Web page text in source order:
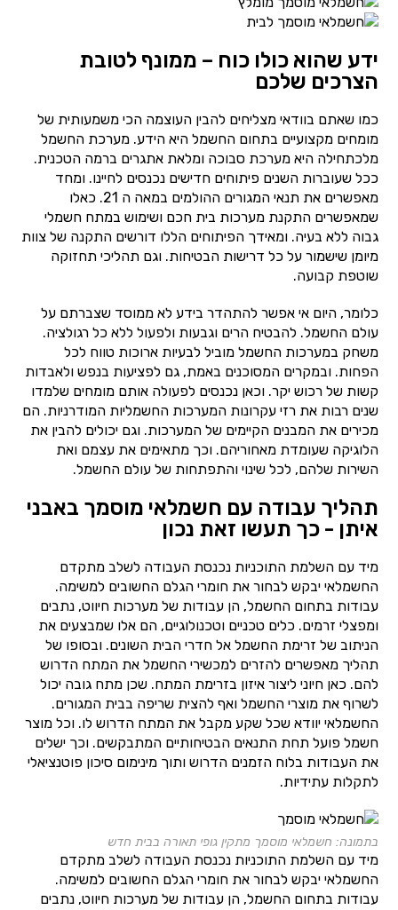
ידע שהוא כולו כוח – ממונף לטובת
הצרכים שלכם
כמו שאתם בוודאי מצליחים להבין העוצמה הכי משמעותית של
מומחים מקצועיים בתחום החשמל היא הידע. מערכת החשמל
מלכתחילה היא מערכת סבוכה ומלאת אתגרים ברמה הטכנית.
ככל שעוברות השנים פיתוחים חדישים נכנסים לחיינו. ומחד
מאפשרים את תנאי המגורים ההולמים במאה ה 21. כאלו
שמאפשרים התקנת מערכות בית חכם ושימוש במתח חשמלי
גבוה ללא בעיה. ומאידך הפיתוחים הללו דורשים התקנה של צוות
מיומן שישמור על כל דרישות הבטיחות. וגם תהליכי תחזוקה
שוטפת קבועה.
כלומר, היום אי אפשר להתהדר בידע לא ממוסד שצברתם על
עולם החשמל. להבטיח הרים וגבעות ולפעול ללא כל רגולציה.
משחק במערכות החשמל מוביל לבעיות ארוכות טווח לכל
הפחות. ובמקרים המסוכנים באמת, גם לפציעות בנפש ולאבדות
קשות של רכוש יקר. וכאן נכנסים לפעולה אותם מומחים שלמדו
שנים רבות את רזי עקרונות המערכות החשמליות המודרניות. הם
מכירים את המבנים הקיימים של המערכות. וגם יכולים להבין את
הלוגיקה שעומדת מאחוריהם. וכך מתאימים את עצמם ואת
השירות שלהם, לכל שינוי והתפתחות של עולם החשמל.
תהליך עבודה עם חשמלאי מוסמך באבני
איתן - כך תעשו זאת נכון
מיד עם השלמת התוכניות נכנסת העבודה לשלב מתקדם
החשמלאי יבקש לבחור את חומרי הגלם החשובים למשימה.
עבודות בתחום החשמל, הן עבודות של מערכות חיווט, נתבים
ומפצלי זרמים. כלים טכניים וטכנולוגיים, הם אלו שמבצעים את
הניתוב של זרימת החשמל אל חדרי הבית השונים. ובסופו של
תהליך מאפשרים להזרים למכשירי החשמל את המתח הדרוש
להם. כאן חיוני ליצור איזון בזרימת המתח. שכן מתח גובה יכול
לשרוף את מוצרי החשמל ואף להצית שריפה בבית המגורים.
החשמלאי יוודא שכל שקע מקבל את המתח הדרוש לו. וכל מוצר
חשמל פועל תחת התנאים הבטיחותיים המתבקשים. וכך ישלים
את העבודות בלוח הזמנים הדרוש ותוך מינימום סיכון פוטנציאלי
לתקלות עתידיות.
בתמונה: חשמלאי מוסמך מתקין גופי תאורה בבית חדש
מיד עם השלמת התוכניות נכנסת העבודה לשלב מתקדם
החשמלאי יבקש לבחור את חומרי הגלם החשובים למשימה.
עבודות בתחום החשמל, הן עבודות של מערכות חיווט, נתבים